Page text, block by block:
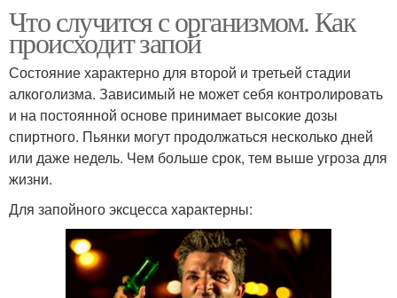
Что случится с организмом. Как
происходит запой
Состояние характерно для второй и третьей стадии
алкоголизма. Зависимый не может себя контролировать
и на постоянной основе принимает высокие дозы
спиртного. Пьянки могут продолжаться несколько дней
или даже недель. Чем больше срок, тем выше угроза для
жизни.
Для запойного эксцесса характерны: